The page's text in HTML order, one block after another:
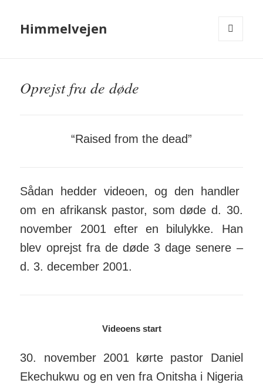
Himmelvejen
Oprejst fra de døde
“Raised from the dead”
Sådan hedder videoen, og den handler
om en afrikansk pastor, som døde d. 30.
november 2001 efter en bilulykke. Han
blev oprejst fra de døde 3 dage senere –
d. 3. december 2001.
Videoens start
30. november 2001 kørte pastor Daniel
Ekechukwu og en ven fra Onitsha i Nigeria